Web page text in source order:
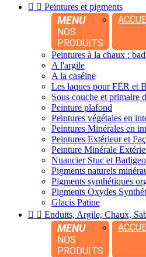
  Peintures et pigments
MENU
NOS
PRODUITS
Peintures à la chaux :
A l'argile
A la caséine
Les laques pour FER et
Sous couche et primaire
Peinture plafond
Peintures végétales en
Peintures Minérales en
Peintures Extérieur et
Peinture Minérale
Nuancier Stuc et
Pigments naturels
Pigments synthétiques
Pigments Oxydes
Glacis Patine
  Enduits, Argile, Chaux,
MENU
NOS
PRODUITS